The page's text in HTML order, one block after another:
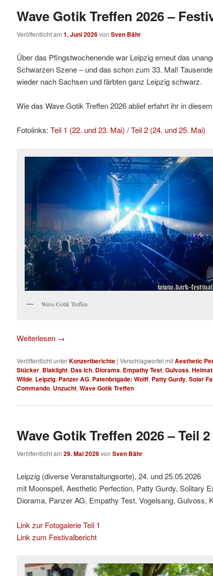
Wave Gotik Treffen 2026 –
Veröffentlicht am 1. Juni 2026von Sven Bähr
Über das Pfingstwochenende war Leipzig erneut das
Schwarzen Szene – und das schon zum 33. Mal!
wieder nach Sachsen und färbten ganz Leipzig schwarz.
Wie das Wave Gotik Treffen 2026 ablief erfahrt ihr in
Fotolinks: Teil 1 (22. und 23. Mai) /Teil 2 (24. und 25. Mai)
Wave Gotik Treffen
Weiterlesen →
Veröffentlicht unterKonzertberichte | Verschlagwortet mitAesthetic
Stücker, Blaklight, Das Ich, Diorama, Empathy Test, Gulvoss,
Wilde, Leipzig, Panzer AG, Patenbrigade: Wolff, Patty Gurdy, Solar
Commando, Unzucht, Wave Gotik Treffen
Wave Gotik Treffen 2026 – Teil 2
Veröffentlicht am 29. Mai 2026von Sven Bähr
Leipzig (diverse Veranstaltungsorte), 24. und 25.05.2026
mit Moonspell, Aesthetic Perfection, Patty Gurdy, Solitary
Diorama, Panzer AG, Empathy Test, Vogelsang, Gulvoss,
Link zur Fotogalerie Teil 1
Link zum Festivalbericht